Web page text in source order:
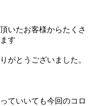
いたお客様からたくさ
す
がとうございました。
ていいても今回のコロ